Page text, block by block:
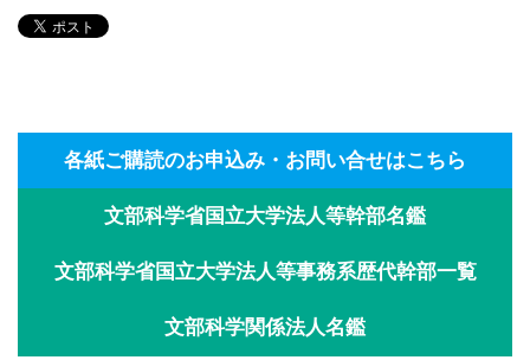
各紙ご購読のお申込み・お問い合せはこちら
文部科学省国立大学法人等幹部名鑑
文部科学省国立大学法人等事務系歴代幹部一覧
文部科学関係法人名鑑